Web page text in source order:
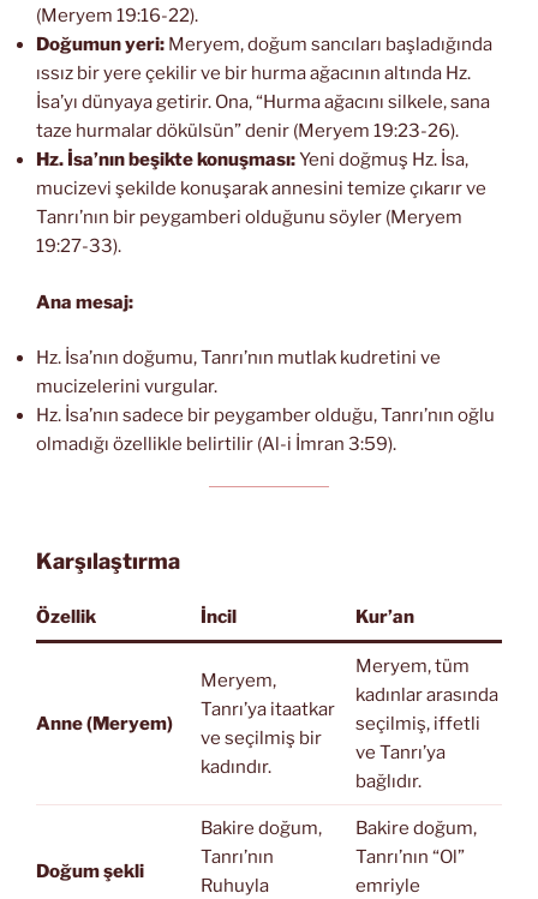
(Meryem 19:16-22).
Doğumun yeri: Meryem, doğum sancıları başladığında
ıssız bir yere çekilir ve bir hurma ağacının altında Hz.
İsa’yı dünyaya getirir. Ona, “Hurma ağacını silkele, sana
taze hurmalar dökülsün” denir (Meryem 19:23-26).
Hz. İsa’nın beşikte konuşması:Yeni doğmuş Hz. İsa,
mucizevi şekilde konuşarak annesini temize çıkarır ve
Tanrı’nın bir peygamberi olduğunu söyler (Meryem
19:27-33).
Ana mesaj:
Hz. İsa’nın doğumu, Tanrı’nın mutlak kudretini ve
mucizelerini vurgular.
Hz. İsa’nın sadece bir peygamber olduğu, Tanrı’nın oğlu
olmadığı özellikle belirtilir (Al-i İmran 3:59).
Karşılaştırma
Özellik İncil Kur’an
Anne (Meryem)
Meryem,
Tanrı’ya itaatkar
ve seçilmiş bir
kadındır.
Meryem, tüm
kadınlar arasında
seçilmiş, iffetli
ve Tanrı’ya
bağlıdır.
Doğum şekli
Bakire doğum,
Tanrı’nın
Ruhuyla
Bakire doğum,
Tanrı’nın “Ol”
emriyle